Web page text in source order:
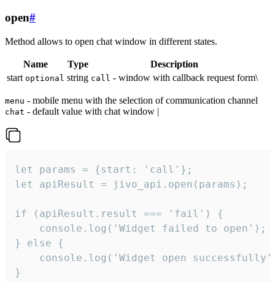
open#
Method allows to open chat window in different states.
Name Type
Description
start optional string call - window with callback request form\
menu - mobile menu with the selection of communication channel
chat - default value with chat window |
let params = {start: 'call'};
let apiResult = jivo_api.open(params);
if (apiResult.result === 'fail') {
    console.log('Widget failed to open');
} else {
console.log('Widget open
}